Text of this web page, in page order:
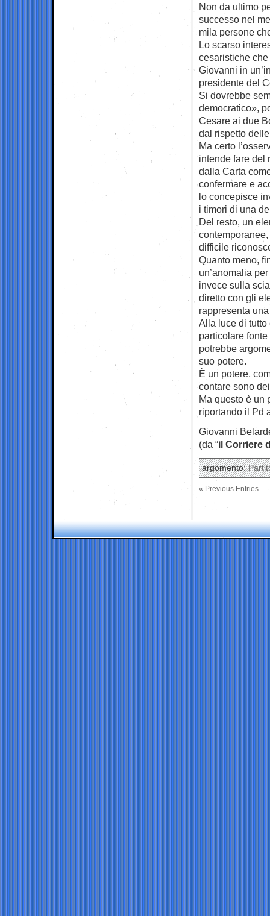
Non da ultimo
successo nel
mila persone
Lo scarso
cesaristiche
Giovanni in
presidente del
Si dovrebbe
democratico»,
Cesare ai due
dal rispetto
Ma certo
intende fare del
dalla Carta
confermare e
lo concepisce
i timori di una
Del resto, un
difficile
Quanto meno,
un’anomalia
invece sulla
diretto con gli
rappresenta
Alla luce di
particolare
potrebbe
suo potere.
È un potere,
contare sono
Ma questo è un
riportando il Pd
Giovanni
(da “il Corriere
argomento:
« Previous Entries